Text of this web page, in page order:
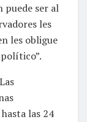
puede ser al
les
les obligue
las 24